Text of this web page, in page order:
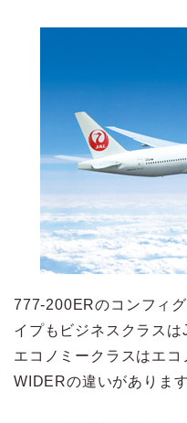
777-200ERのコンフィ
イプもビジネスクラス
エコノミークラスはエ
WIDERの違いがあります